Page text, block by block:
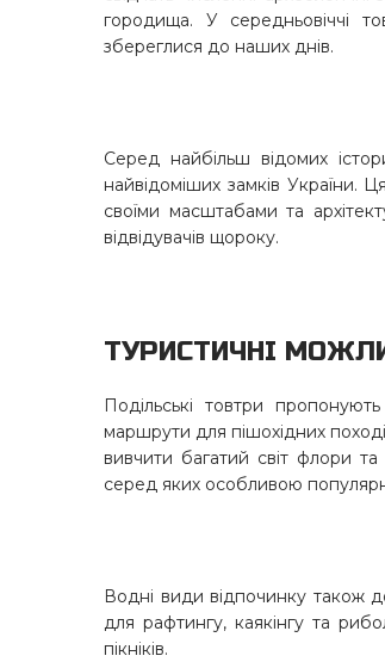
городища. У середньовіччі
збереглися до наших днів.
Серед найбільш відомих
найвідоміших замків України.
своїми масштабами та
відвідувачів щороку.
ТУРИСТИЧНІ
Подільські товтри
маршрути для пішохідних
вивчити багатий світ флори
серед яких особливою
Водні види відпочинку також
для рафтингу, каякінгу та
пікніків.